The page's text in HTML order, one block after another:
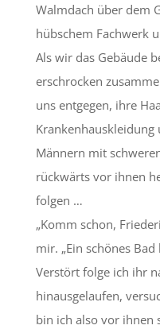
Walmdach über dem
hübschem Fachwerk
Als wir das Gebäude
erschrocken
uns entgegen, ihre
Männern mit
rückwärts vor ihnen
folgen …
„Komm schon,
mir. „Ein schönes
Verstört folge ich ihr
hinausgelaufen,
bin ich also vor ihnen